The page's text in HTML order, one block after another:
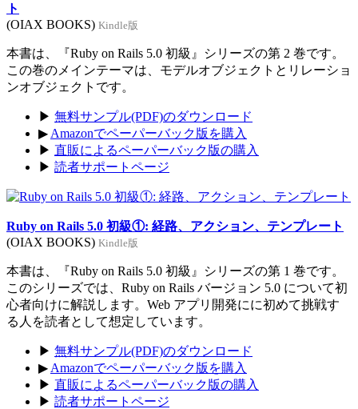
ト
(OIAX BOOKS) Kindle版
本書は、『Ruby on Rails 5.0 初級』シリーズの第 2 巻です。
この巻のメインテーマは、モデルオブジェクトとリレーショ
ンオブジェクトです。
▶ 無料サンプル(PDF)のダウンロード
▶ Amazonでペーパーバック版を購入
▶ 直販によるペーパーバック版の購入
▶ 読者サポートページ
Ruby on Rails 5.0 初級①: 経路、アクション、テンプレート
(OIAX BOOKS) Kindle版
本書は、『Ruby on Rails 5.0 初級』シリーズの第 1 巻です。
このシリーズでは、Ruby on Rails バージョン 5.0 について初
心者向けに解説します。Web アプリ開発にに初めて挑戦す
る人を読者として想定しています。
▶ 無料サンプル(PDF)のダウンロード
▶ Amazonでペーパーバック版を購入
▶ 直販によるペーパーバック版の購入
▶ 読者サポートページ